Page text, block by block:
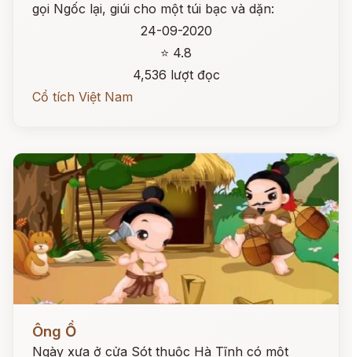
gọi Ngốc lại, giúi cho một túi bạc và dặn:
24-09-2020
⭐ 4.8
4,536 lượt đọc
Cổ tích Việt Nam
Đọc ngay
Ông Ồ
Ngày xưa ở cửa Sót thuộc Hà Tĩnh có một